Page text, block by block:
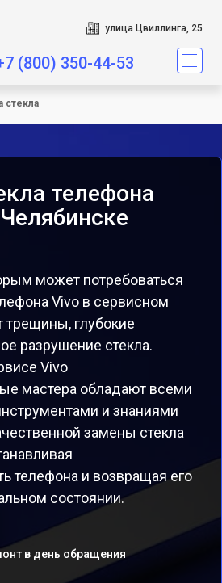
улица Цвиллинга, 25
(800) 350-44-53
стекла
телефона
может потребоваться
Vivo в сервисном
трещины, глубокие
разрушение стекла.
Vivo
мастера обладают всеми
и знаниями
замены стекла
телефона и возвращая его
состоянии.
в день обращения